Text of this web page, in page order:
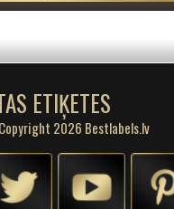
ETIĶETES
2026 Bestlabels.lv